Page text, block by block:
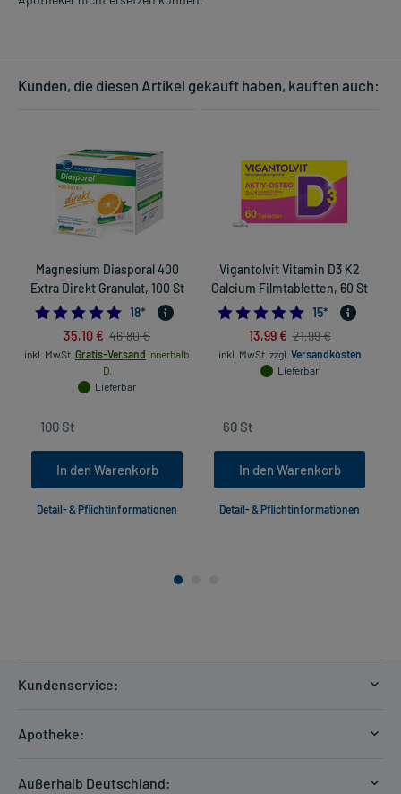
Kunden, die diesen Artikel gekauft haben, kauften auch:
Magnesium Diasporal 400
Extra Direkt Granulat, 100 St
4.888888888888889
18*
35,10 € 46,80 €
inkl. MwSt. Gratis-Versand innerhalb
D.
Lieferbar
In den Warenkorb
Detail- & Pflichtinformationen
Vigantolvit Vitamin D3 K2
Calcium Filmtabletten, 60 St
15*
13,99 € 21,99 €
inkl. MwSt. zzgl. Versandkosten
Lieferbar
In den Warenkorb
Detail- & Pflichtinformationen
Kundenservice:
Zahlungsarten
Apotheke:
Außerhalb Deutschland: